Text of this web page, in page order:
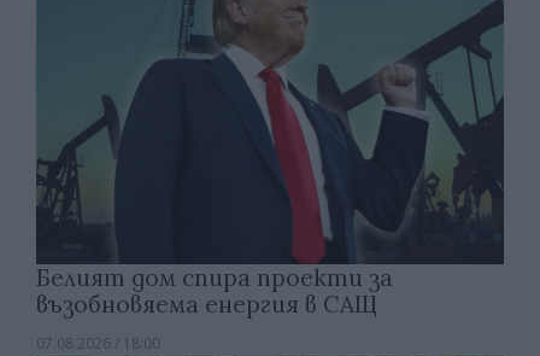
Белият дом спира проекти за
възобновяема енергия в САЩ
07.08.2026 / 18:00